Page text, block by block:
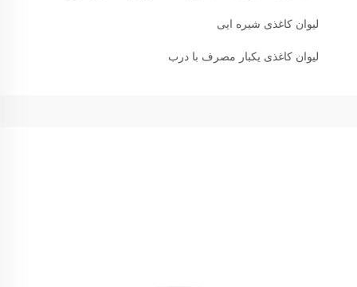
لیوان کاغذی شیره ایی
لیوان کاغذی یکبار مصرف با درب